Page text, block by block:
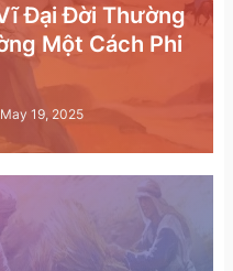
Đại Đời Thường
Một Cách Phi
May 19, 2025